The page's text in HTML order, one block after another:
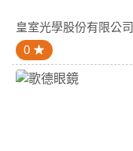
皇室光學股份有限公司
0